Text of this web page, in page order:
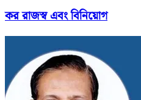
কর রাজস্ব এবং বিনিয়োগ